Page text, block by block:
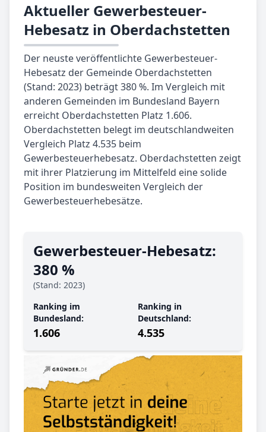
Aktueller Gewerbesteuer-
Hebesatz in Oberdachstetten
Der neuste veröffentlichte Gewerbesteuer-
Hebesatz der Gemeinde Oberdachstetten
(Stand: 2023) beträgt 380 %. Im Vergleich mit
anderen Gemeinden im Bundesland Bayern
erreicht Oberdachstetten Platz 1.606.
Oberdachstetten belegt im deutschlandweiten
Vergleich Platz 4.535 beim
Gewerbesteuerhebesatz. Oberdachstetten zeigt
mit ihrer Platzierung im Mittelfeld eine solide
Position im bundesweiten Vergleich der
Gewerbesteuerhebesätze.
Gewerbe­steuer-Hebe­satz:
380 %
(Stand: 2023)
Ranking im
Bundesland:
1.606
Ranking in
Deutschland:
4.535